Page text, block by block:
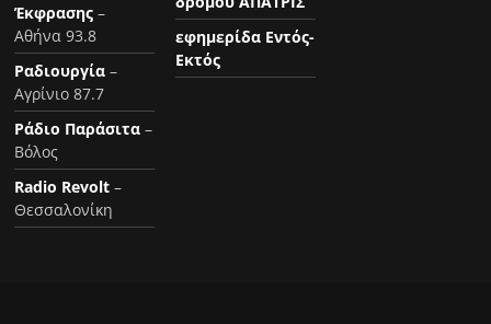
Έκφρασης –
Αθήνα 93.8
Ραδιουργία –
Αγρίνιο 87.7
Ράδιο Παράσιτα –
Βόλος
Radio Revolt –
Θεσσαλονίκη
εφημερίδα Εντός-
Εκτός